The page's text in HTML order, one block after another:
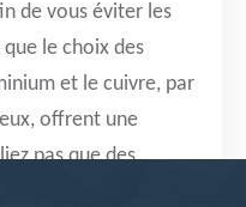
de vous éviter les
que le choix des
et le cuivre, par
offrent une
pas que des